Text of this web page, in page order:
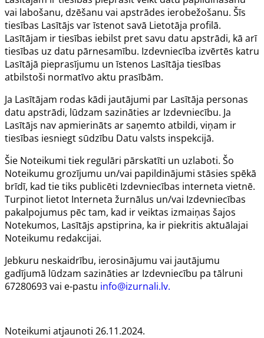
vai labošanu, dzēšanu vai apstrādes ierobežošanu. Šīs
tiesības Lasītājs var īstenot savā Lietotāja profilā.
Lasītājam ir tiesības iebilst pret savu datu apstrādi, kā arī
tiesības uz datu pārnesamību. Izdevniecība izvērtēs katru
Lasītājā pieprasījumu un īstenos Lasītāja tiesības
atbilstoši normatīvo aktu prasībām.
Ja Lasītājam rodas kādi jautājumi par Lasītāja personas
datu apstrādi, lūdzam sazināties ar Izdevniecību. Ja
Lasītājs nav apmierināts ar saņemto atbildi, viņam ir
tiesības iesniegt sūdzību Datu valsts inspekcijā.
Šie Noteikumi tiek regulāri pārskatīti un uzlaboti. Šo
Noteikumu grozījumu un/vai papildinājumi stāsies spēkā
brīdī, kad tie tiks publicēti Izdevniecības interneta vietnē.
Turpinot lietot Interneta žurnālus un/vai Izdevniecības
pakalpojumus pēc tam, kad ir veiktas izmaiņas šajos
Notekumos, Lasītājs apstiprina, ka ir piekritis aktuālajai
Noteikumu redakcijai.
Jebkuru neskaidrību, ierosinājumu vai jautājumu
gadījumā lūdzam sazināties ar Izdevniecību pa tālruni
67280693 vai e-pastu info@izurnali.lv.
Noteikumi atjaunoti 26.11.2024.